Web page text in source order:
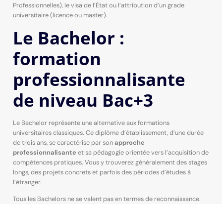
Professionnelles), le visa de l’État ou l’attribution d’un grade
universitaire (licence ou master).
Le Bachelor :
formation
professionnalisante
de niveau Bac+3
Le Bachelor représente une alternative aux formations
universitaires classiques. Ce diplôme d’établissement, d’une durée
de trois ans, se caractérise par sonapproche
professionnalisante et sa pédagogie orientée vers l’acquisition de
compétences pratiques. Vous y trouverez généralement des stages
longs, des projets concrets et parfois des périodes d’études à
l’étranger.
Tous les Bachelors ne se valent pas en termes de reconnaissance.